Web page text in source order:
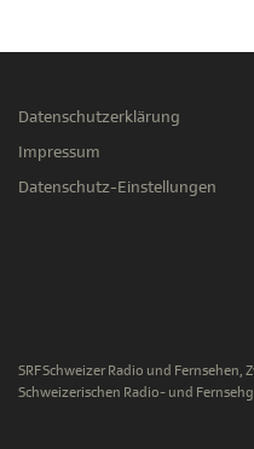
Datenschutzerklärung
Impressum
Datenschutz-Einstellungen
SRF Schweizer Radio und
Schweizerischen Radio- und